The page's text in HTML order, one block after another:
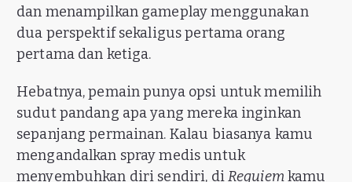
dan menampilkan gameplay menggunakan
dua perspektif sekaligus pertama orang
pertama dan ketiga.
Hebatnya, pemain punya opsi untuk memilih
sudut pandang apa yang mereka inginkan
sepanjang permainan. Kalau biasanya kamu
mengandalkan spray medis untuk
menyembuhkan diri sendiri, diRequiemkamu